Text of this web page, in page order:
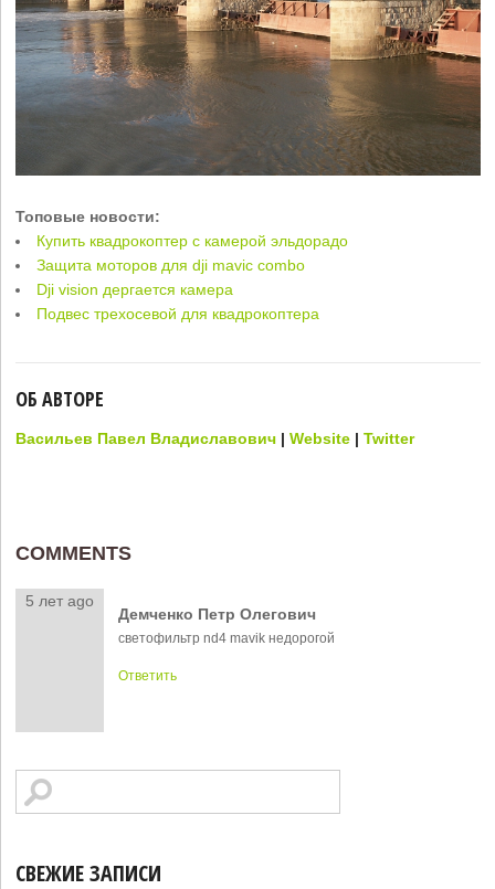
Топовые новости:
Купить квадрокоптер с камерой эльдорадо
Защита моторов для dji mavic combo
Dji vision дергается камера
Подвес трехосевой для квадрокоптера
ОБ АВТОРЕ
Васильев Павел Владиславович |Website |Twitter
COMMENTS
5 лет ago
Демченко Петр Олегович
светофильтр nd4 mavik недорогой
Ответить
СВЕЖИЕ ЗАПИСИ